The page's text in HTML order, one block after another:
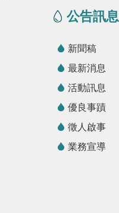
公告訊息
新聞稿
最新消息
活動訊息
優良事蹟
徵人啟事
業務宣導